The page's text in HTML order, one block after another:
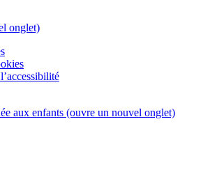
onglet)
aux enfants (ouvre un nouvel onglet)